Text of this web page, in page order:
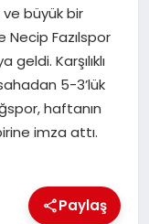
ve büyük bir
Fazılspor
Karşılıklı
5-3’lük
haftanın
imza attı.
Paylaş